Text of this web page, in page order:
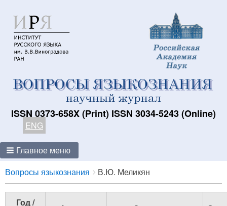
ISSN 0373-658X (Print) ISSN 3034-5243 (Online)
ENG
Главное меню
Breadcrumbs
You
are
here:
Вопросы языкознания В.Ю. Меликян
Год /